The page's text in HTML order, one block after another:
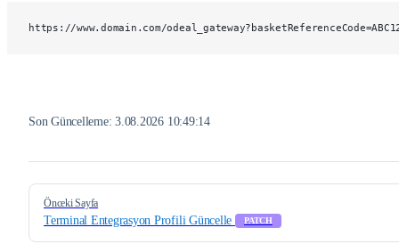
https://www.domain.com/
Son Güncelleme:3.08.2026 10:49:14
Pager
Önceki Sayfa
Terminal Entegrasyon Profili Güncelle PATCH